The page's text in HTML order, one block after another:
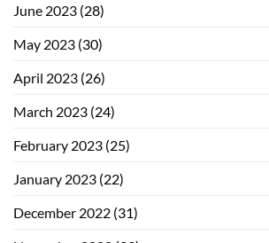
June 2023 (28)
May 2023 (30)
April 2023 (26)
March 2023 (24)
February 2023 (25)
January 2023 (22)
December 2022 (31)